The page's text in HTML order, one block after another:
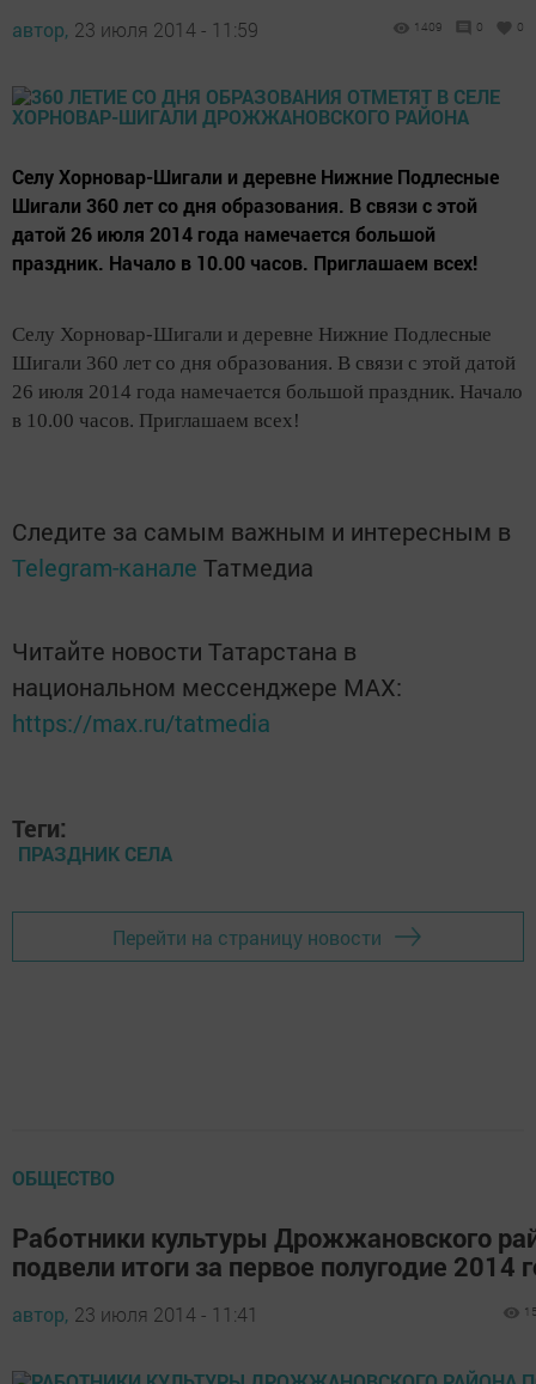
автор, 23 июля 2014 - 11:59 1409 0 0
Селу Хорновар-Шигали и деревне Нижние Подлесные
Шигали 360 лет со дня образования. В связи с этой
датой 26 июля 2014 года намечается большой
праздник. Начало в 10.00 часов. Приглашаем всех!
Селу Хорновар-Шигали и деревне Нижние Подлесные
Шигали 360 лет со дня образования. В связи с этой датой
26 июля 2014 года намечается большой праздник. Начало
в 10.00 часов. Приглашаем всех!
Следите за самым важным и интересным в
Telegram-канале Татмедиа
Читайте новости Татарстана в
национальном мессенджере MАХ:
https://max.ru/tatmedia
Теги:
ПРАЗДНИК СЕЛА
Перейти на страницу новости
ОБЩЕСТВО
Работники культуры Дрожжановского
подвели итоги за первое полугодие 2014
автор, 23 июля 2014 - 11:41